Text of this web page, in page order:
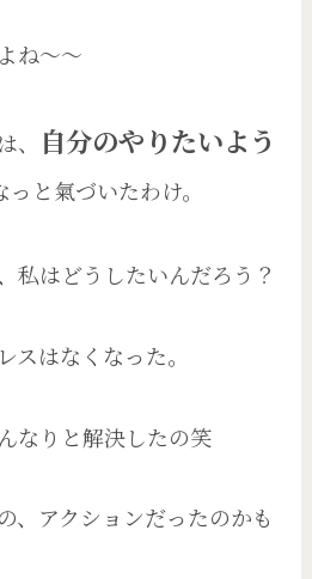
ね～～
自分のやりたいよう
っと氣づいたわけ。
私はどうしたいんだろう？
スはなくなった。
なりと解決したの笑
、アクションだったのかも